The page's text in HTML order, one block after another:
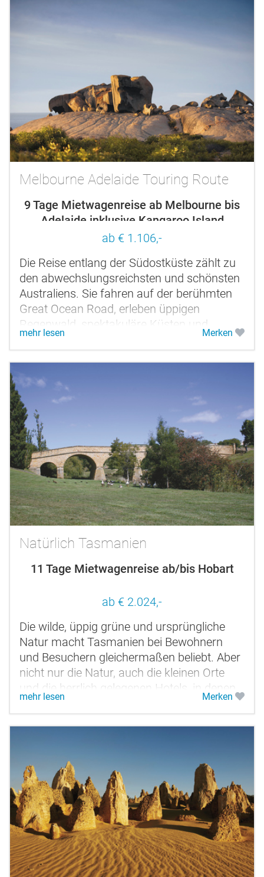
Melbourne Adelaide Touring Route
9 Tage Mietwagenreise ab Melbourne bis
Adelaide inklusive Kangaroo Island
ab € 1.106,-
Die Reise entlang der Südostküste zählt zu
den abwechslungsreichsten und schönsten
Australiens. Sie fahren auf der berühmten
Great Ocean Road, erleben üppigen
Regenwald, spektakuläre Küsten und
bizarre Bergwelten und besuchen das...
mehr lesen Merken
Natürlich Tasmanien
11 Tage Mietwagenreise ab/bis Hobart
ab € 2.024,-
Die wilde, üppig grüne und ursprüngliche
Natur macht Tasmanien bei Bewohnern
und Besuchern gleichermaßen beliebt. Aber
nicht nur die Natur, auch die kleinen Orte
und die herrlich gelegenen Hotels, in denen
Sie untergebracht sind, machen...
mehr lesen Merken